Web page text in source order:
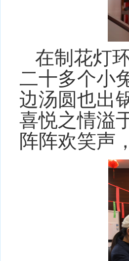
在制花灯
二十多个小
边汤圆也出
喜悦之情溢
阵阵欢笑声